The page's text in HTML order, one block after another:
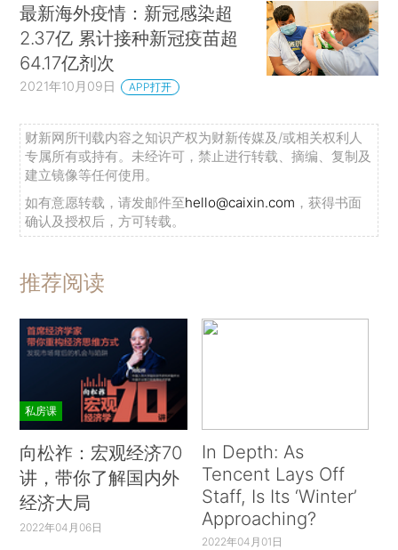
最新海外疫情：新冠感染超
2.37亿 累计接种新冠疫苗超
64.17亿剂次
2021年10月09日 APP打开
财新网所刊载内容之知识产权为财新传媒及/或相关权利人
专属所有或持有。未经许可，禁止进行转载、摘编、复制及
建立镜像等任何使用。
如有意愿转载，请发邮件至hello@caixin.com ，获得书面
确认及授权后，方可转载。
推荐阅读
私房课
向松祚：宏观经济70
讲，带你了解国内外
经济大局
2022年04月06日
In Depth: As
Tencent Lays Off
Staff, Is Its ‘Winter’
Approaching?
2022年04月01日